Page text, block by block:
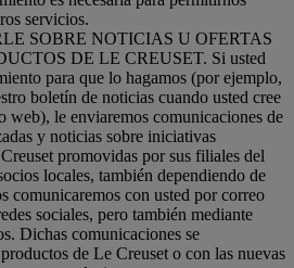
servicios.
SOBRE NOTICIAS U OFERTAS
DE LE CREUSET. Si usted
para que lo hagamos (por ejemplo,
boletín de noticias cuando usted cree
web), le enviaremos comunicaciones de
y noticias sobre iniciativas
promovidas por sus filiales del
locales, también dependiendo de
comunicaremos con usted por correo
sociales, pero también mediante
Dichas comunicaciones se
de Le Creuset o con las nuevas